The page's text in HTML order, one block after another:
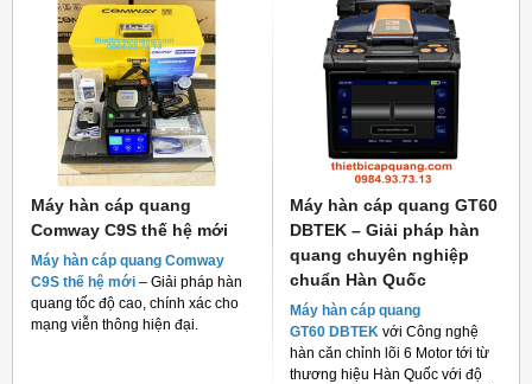
Máy hàn cáp quang
Comway C9S thế hệ mới
Máy hàn cáp quang Comway
C9S thế hệ mới – Giải pháp hàn
quang tốc độ cao, chính xác cho
mạng viễn thông hiện đại.
Máy hàn cáp quang GT60
DBTEK – Giải pháp hàn
quang chuyên nghiệp
chuẩn Hàn Quốc
Máy hàn cáp quang
GT60 DBTEK với Công nghệ
hàn căn chỉnh lõi 6 Motor tới từ
thương hiệu Hàn Quốc với độ